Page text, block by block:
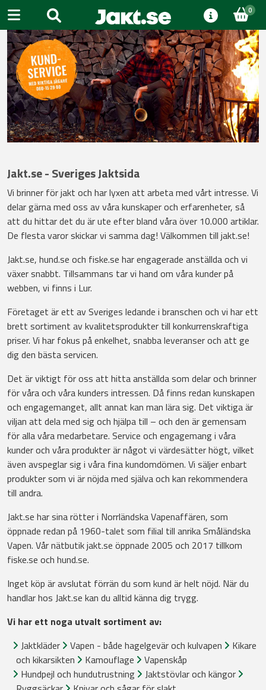
0
Jakt.se - Sveriges Jaktsida
Vi brinner för jakt och har lyxen att arbeta med vårt intresse. Vi
delar gärna med oss av våra kunskaper och erfarenheter, så
att du hittar det du är ute efter bland våra över 10.000 artiklar.
De flesta varor skickar vi samma dag! Välkommen till jakt.se!
Jakt.se, hund.se och fiske.se har engagerade anställda och vi
växer snabbt. Tillsammans tar vi hand om våra kunder på
webben, vi finns i Lur.
Företaget är ett av Sveriges ledande i branschen och vi har ett
brett sortiment av kvalitetsprodukter till konkurrenskraftiga
priser. Vi har fokus på enkelhet, snabba leveranser och att ge
dig den bästa servicen.
Det är viktigt för oss att hitta anställda som delar och brinner
för våra och våra kunders intressen. Då finns redan kunskapen
och engagemanget, allt annat kan man lära sig. Det viktiga är
viljan att dela med sig och hjälpa till – och den är gemensam
för alla våra medarbetare. Service och engagemang i våra
kunder och våra produkter är något vi värdesätter högt, vilket
även avspeglar sig i våra fina kundomdömen. Vi säljer enbart
produkter som vi är nöjda med själva och kan rekommendera
till andra.
Jakt.se har sina rötter i Norrländska Vapenaffären, som
öppnade redan på 1960-talet som filial till anrika Småländska
Vapen. Vår nätbutik jakt.se öppnade 2005 och 2017 tillkom
fiske.se och hund.se.
Inget köp är avslutat förrän du som kund är helt nöjd. När du
handlar hos Jakt.se kan du alltid känna dig trygg.
Vi har ett noga utvalt sortiment av:
Jaktkläder
Vapen - både hagelgevär och kulvapen
Kikare
och kikarsikten
Kamouflage
Vapenskåp
Hundpejl och hundutrustning
Jaktstövlar och kängor